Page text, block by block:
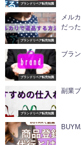
ブランドリペア転売知識
ブランドリペア転売知識
メル
だっ
ブランドリペア転売知識
ブラ
ブランドリペア転売知識
副業